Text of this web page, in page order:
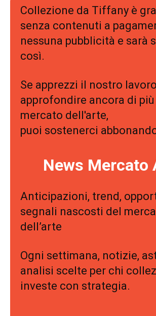
Collezione da Tiffany è
senza contenuti a
nessuna pubblicità e sarà
così.
Se apprezzi il nostro
approfondire ancora di più
mercato dell'arte,
puoi sostenerci
News Mercato
Anticipazioni, trend,
segnali nascosti del
dell’arte
Ogni settimana, notizie,
analisi scelte per chi
investe con strategia.